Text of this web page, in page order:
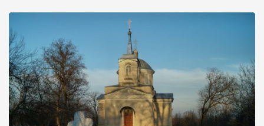
старовинний цвинтар із кам’яними хрестами. Всі епітафії, які
збереглися, написані кирилицею, церковнослов’янською
мовою. За всіма традиційними ознаками – цвинтар
український. Хрести датуються 19 століттям. У 1924-1940
роках Болган […]